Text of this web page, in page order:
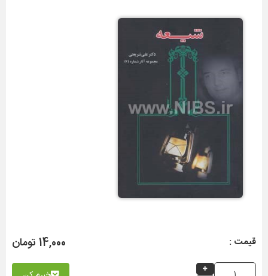
قیمت : 14,000 تومان